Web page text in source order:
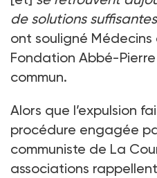
de solutions
ont souligné
Fondation Abbé-
commun.
Alors que l’expulsion
procédure engagée
communiste de La
associations